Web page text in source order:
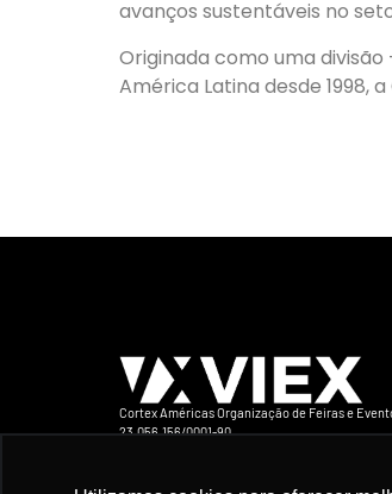
avanços sustentáveis no
Originada como uma
América Latina desde 1998,
Cortex Américas Organização de Feiras e
23.056.156/0001-90